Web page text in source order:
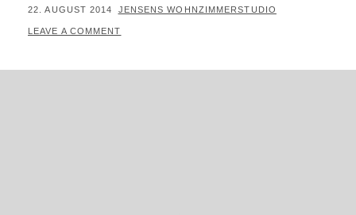
KAPUTTGEMACHT
POSTED
ON
22. AUGUST 2014 BY
JENSENS WOHNZIMMERSTUDIO
LEAVE A COMMENT